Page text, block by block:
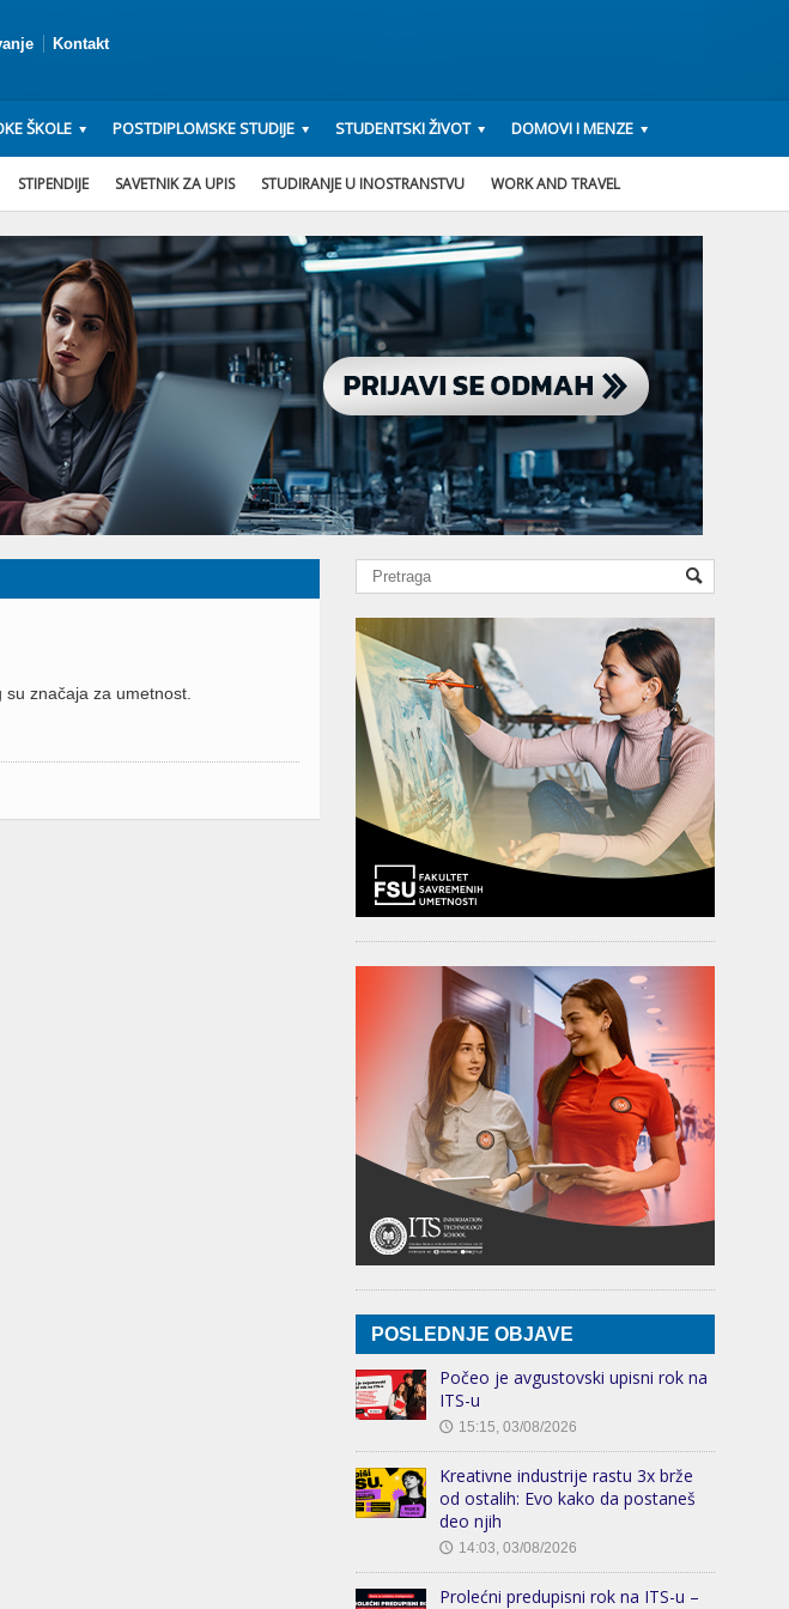
Kontakt
ŠKOLE POSTDIPLOMSKE STUDIJE STUDENTSKI ŽIVOT DOMOVI I MENZE
STIPENDIJE SAVETNIK ZA UPIS STUDIRANJE U INOSTRANSTVU WORK AND TRAVEL
značaja za umetnost.
POSLEDNJE OBJAVE
Počeo je avgustovski upisni rok na
ITS-u
🕔 15:15, 03/08/2026
Kreativne industrije rastu 3x brže
od ostalih: Evo kako da postaneš
deo njih
🕔 14:03, 03/08/2026
Prolećni predupisni rok na ITS-u –